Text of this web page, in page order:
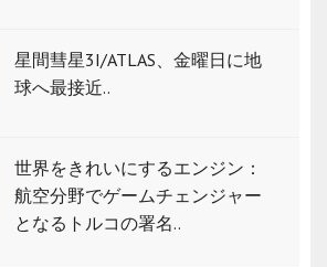
星間彗星3I/ATLAS、金曜日に地
球へ最接近..
世界をきれいにするエンジン：
航空分野でゲームチェンジャー
となるトルコの署名..